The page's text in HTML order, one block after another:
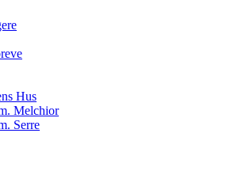
Hus
Melchior
Serre